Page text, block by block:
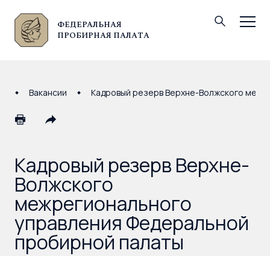
ФЕДЕРАЛЬНАЯ
ПРОБИРНАЯ ПАЛАТА
© Федеральная пробирная палата, 2026
Вакансии Кадровый резерв Верхне-Волжского
Кадровый резерв Верхне-
Волжского
межрегионального
управления Федеральной
пробирной палаты